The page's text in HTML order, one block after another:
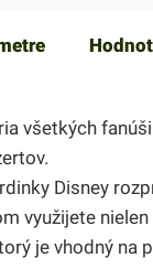
všetkých
Disney
využijete
je vhodný